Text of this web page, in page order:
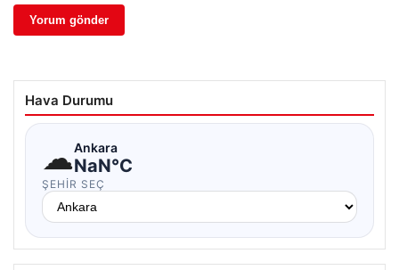
Hava Durumu
☁Ankara
NaN°C
ŞEHIR SEÇ